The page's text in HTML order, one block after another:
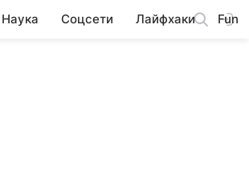
Наука Соцсети Лайфхаки Fun